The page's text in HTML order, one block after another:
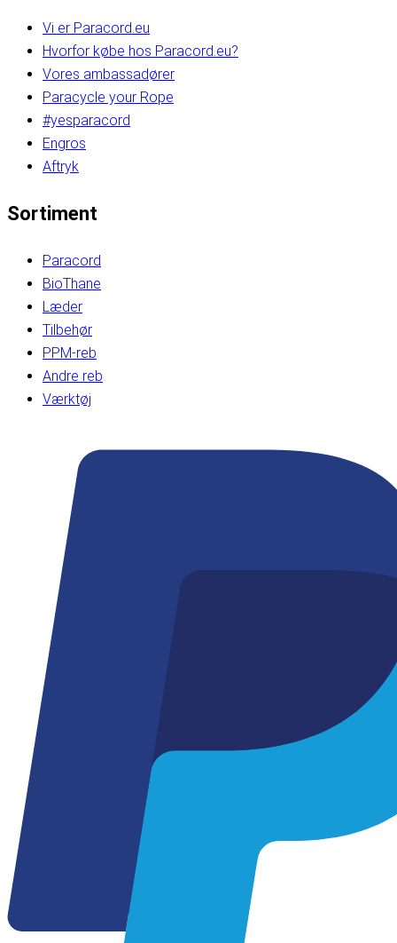
Vi er Paracord.eu
Hvorfor købe hos Paracord.eu?
Vores ambassadører
Paracycle your Rope
#yesparacord
Engros
Aftryk
Sortiment
Paracord
BioThane
Læder
Tilbehør
PPM-reb
Andre reb
Værktøj